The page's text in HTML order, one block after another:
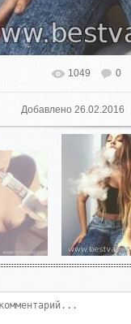
В реальном размере
1049 0
Добавлено 26.02.2016